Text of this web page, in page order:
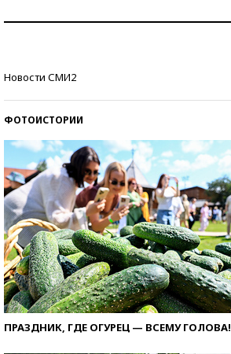
Новости СМИ2
ФОТОИСТОРИИ
ПРАЗДНИК, ГДЕ ОГУРЕЦ — ВСЕМУ ГОЛОВА!